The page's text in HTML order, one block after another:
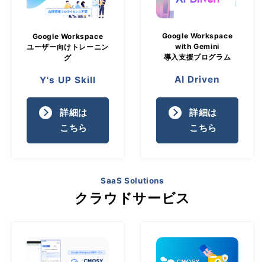
Google Workspace
ユーザー向けトレーニン
グ
Y's UP Skill
詳細は
こちら
Google Workspace
with Gemini
導入支援プログラム
AI Driven
詳細は
こちら
SaaS Solutions
クラウドサービス